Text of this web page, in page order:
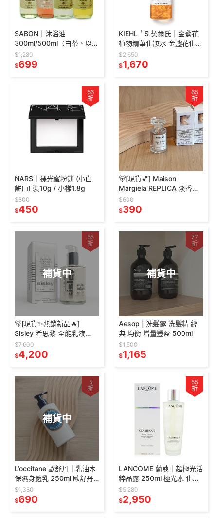
SABON｜沐浴油
300ml/500ml（白茶、以色
列綠玫瑰、經典PLV、玫瑰
茶語、茉莉花語、西西里柑
$1,280
$699
KIEHL＇S 契爾氏｜金盞花
植物精華化妝水 金盞花化妝
水 500ml（熱銷NO.1金盞花
化妝水推薦！）
$2,650
$1,670
56
折
NARS｜裸光蜜粉餅 (小白
餅) 正裝10g / 小樣1.8g
$800
$450
65
折
🐻[現貨💕] Maison
Margiela REPLICA 淡香水
7ml 慵懶週日早晨 爵士俱樂
部 原廠小香 正品
$600
$390
補貨中
55
折
🐻[現貨✨熱銷新品🔥]
Sisley 希思黎 全能乳液
125ml
$7,600
$4,200
補貨中
77
折
Aesop | 洗髮露 洗髮精 經
典 均衡 增量豐盈 500ml
$1,500
$1,165
補貨中
5
折
L’occitane 歐舒丹｜乳油木
保濕身體乳 250ml 歐舒丹
身體乳 乳木果 身體乳 保濕
$1,380
$690
55
折
LANCOME 蘭蔻｜超極光活
粹晶露 250ml 極光水 化妝
水 精華水
$5,280
$2,950